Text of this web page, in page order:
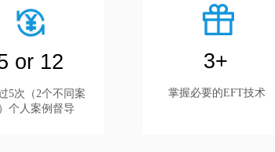
or 12
5次（2个不同案
个人案例督导
掌握必要的EFT技术
3+